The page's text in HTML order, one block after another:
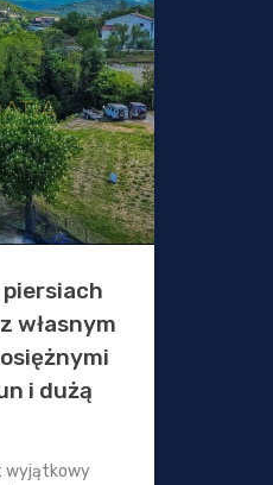
własnym
i dużą
wyjątkowy